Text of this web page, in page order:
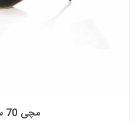
مچی 70 ساپورت